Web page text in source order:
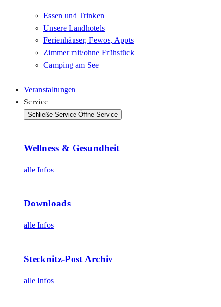
Essen und Trinken
Unsere Landhotels
Ferienhäuser, Fewos, Appts
Zimmer mit/ohne Frühstück
Camping am See
Veranstaltungen
Service
Schließe Service Öffne Service
Wellness & Gesundheit
alle Infos
Downloads
alle Infos
Stecknitz-Post Archiv
alle Infos